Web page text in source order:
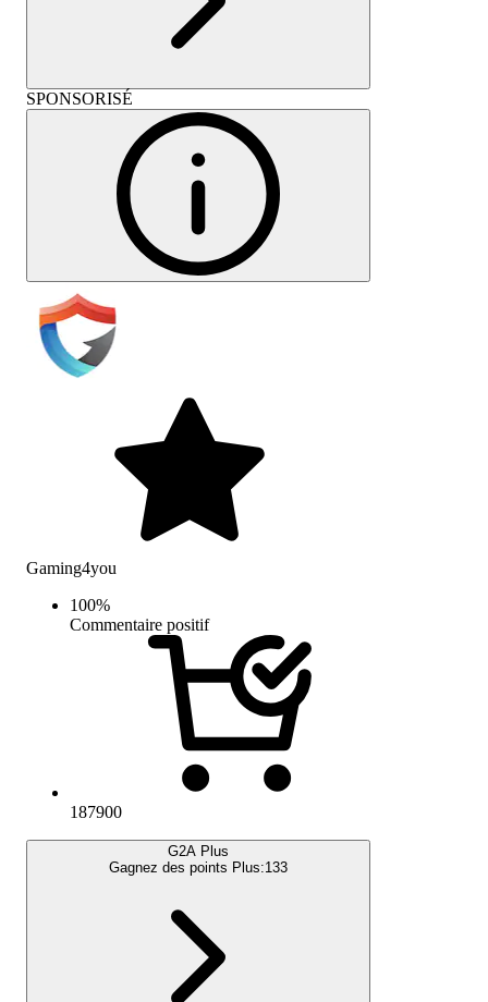
SPONSORISÉ
Gaming4you
100%
Commentaire positif
187900
G2A Plus
Gagnez des points Plus:133